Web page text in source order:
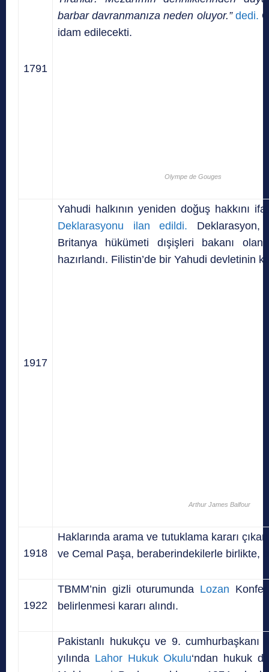
1791
barbar davranmanıza neden oluyor.” dedi.
idam edilecekti.
Olympe de Gouges
1917
Yahudi halkının yeniden doğuş hakkını
Deklarasyonu ilan edildi. Deklarasyon,
Britanya hükümeti dışişleri bakanı
hazırlandı. Filistin’de bir Yahudi devletinin
Arthur James Balfour
1918
Haklarında arama ve tutuklama kararı
ve Cemal Paşa, beraberindekilerle birlikte,
1922
TBMM’nin gizli oturumunda Lozan
belirlenmesi kararı alındı.
Pakistanlı hukukçu ve 9.
yılında Lahor Hukuk Okulu‘ndan hukuk